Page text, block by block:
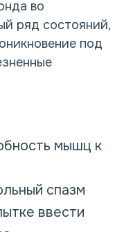
во
ряд состояний,
под
мышц к
спазм
ввести